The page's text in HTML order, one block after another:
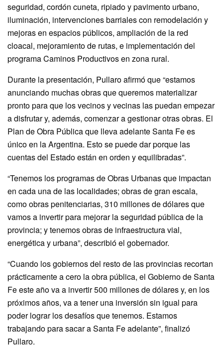
seguridad, cordón cuneta, ripiado y pavimento urbano,
iluminación, intervenciones barriales con remodelación y
mejoras en espacios públicos, ampliación de la red
cloacal, mejoramiento de rutas, e implementación del
programa Caminos Productivos en zona rural.
Durante la presentación, Pullaro afirmó que “estamos
anunciando muchas obras que queremos materializar
pronto para que los vecinos y vecinas las puedan empezar
a disfrutar y, además, comenzar a gestionar otras obras. El
Plan de Obra Pública que lleva adelante Santa Fe es
único en la Argentina. Esto se puede dar porque las
cuentas del Estado están en orden y equilibradas”.
“Tenemos los programas de Obras Urbanas que impactan
en cada una de las localidades; obras de gran escala,
como obras penitenciarias, 310 millones de dólares que
vamos a invertir para mejorar la seguridad pública de la
provincia; y tenemos obras de infraestructura vial,
energética y urbana”, describió el gobernador.
“Cuando los gobiernos del resto de las provincias recortan
prácticamente a cero la obra pública, el Gobierno de Santa
Fe este año va a invertir 500 millones de dólares y, en los
próximos años, va a tener una inversión sin igual para
poder lograr los desafíos que tenemos. Estamos
trabajando para sacar a Santa Fe adelante”, finalizó
Pullaro.